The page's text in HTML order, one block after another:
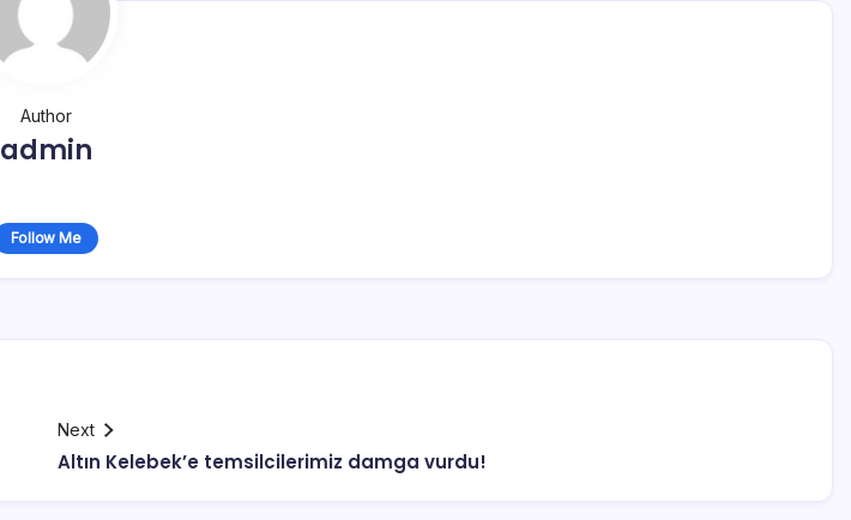
Author
admin
Follow Me
Next
Altın Kelebek’e temsilcilerimiz damga vurdu!